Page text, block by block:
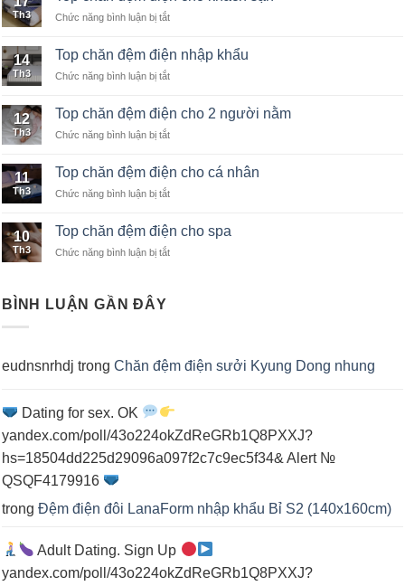
Th3 Chức năng bình luận bị tắt
chăn
khách
14
Th3
Top chăn đệm điện nhập khẩu
Chức năng bình luận bị tắt
chăn
khẩu
12
Th3
Top chăn đệm điện cho 2 người nằm
Chức năng bình luận bị tắt
chăn
2
11
Th3
Top chăn đệm điện cho cá nhân
Chức năng bình luận bị tắt
chăn
10
Th3
Top chăn đệm điện cho spa
Chức năng bình luận bị tắt
BÌNH LUẬN GẦN ĐÂY
eudnsnrhdj trong Chăn đệm điện sưởi Kyung Dong nhung
Dating for sex. OK
yandex.com/poll/43o224okZdReGRb1Q8PXXJ?
hs=18504dd225d29096a097f2c7c9ec5f34& Alert №
QSQF4179916
trong Đệm điện đôi LanaForm nhập khẩu Bỉ S2 (140x160cm)
Adult Dating. Sign Up
yandex.com/poll/43o224okZdReGRb1Q8PXXJ?